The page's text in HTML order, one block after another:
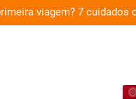
o novo membro da família